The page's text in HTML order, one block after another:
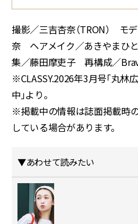
撮影／三吉杏奈（TRON） モ
奈 ヘアメイク／あきやま
集／藤田摩吏子 再構成／
※CLASSY.2026年3月号「丸林
中」より。
※掲載中の情報は誌面掲載時
している場合があります。
▼あわせて読みたい